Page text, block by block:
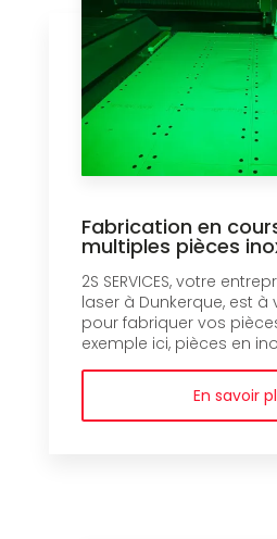
Fabrication en
multiples pièces
2S SERVICES, votre
laser à Dunkerque, est à
pour fabriquer vos
exemple ici, pièces en
En savoir